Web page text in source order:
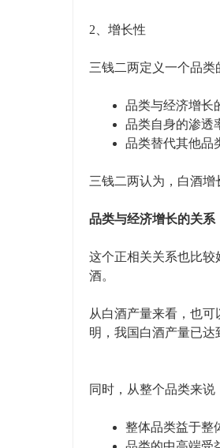
2、增长性
三钱二两定义一个品类
品类与经济增长
品类自身的渗透
品类替代其他品
三钱二两认为，白酒增
品类与经济增长的关系
这个正相关关系也比较
酒。
从白酒产量来看，也
明，我国白酒产量已达
同时，从整个品类来说
整体品类益于整